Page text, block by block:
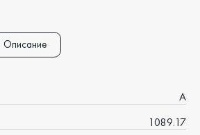
Описание
A
1089.17